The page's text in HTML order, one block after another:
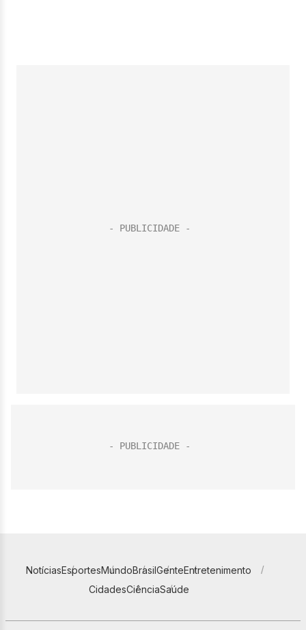
NotíciasEsportesMundoBrasilGenteEntretenimento
CidadesCiênciaSaúde